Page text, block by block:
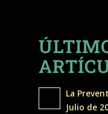
La
Julio de